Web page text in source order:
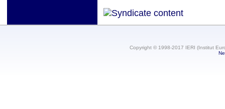
Copyright © 1998-2017 IERI (Institut